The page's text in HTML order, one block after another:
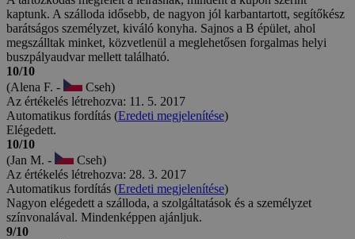
kaptunk. A szálloda idősebb, de nagyon jól karbantartott, segítőkész
barátságos személyzet, kiváló konyha. Sajnos a B épület, ahol
megszálltak minket, közvetlenül a meglehetősen forgalmas helyi
buszpályaudvar mellett található.
10/10
(Alena F. -
Cseh)
Az értékelés létrehozva: 11. 5. 2017
Automatikus fordítás (Eredeti megjelenítése)
Elégedett.
10/10
(Jan M. -
Cseh)
Az értékelés létrehozva: 28. 3. 2017
Automatikus fordítás (Eredeti megjelenítése)
Nagyon elégedett a szálloda, a szolgáltatások és a személyzet
színvonalával. Mindenképpen ajánljuk.
9/10